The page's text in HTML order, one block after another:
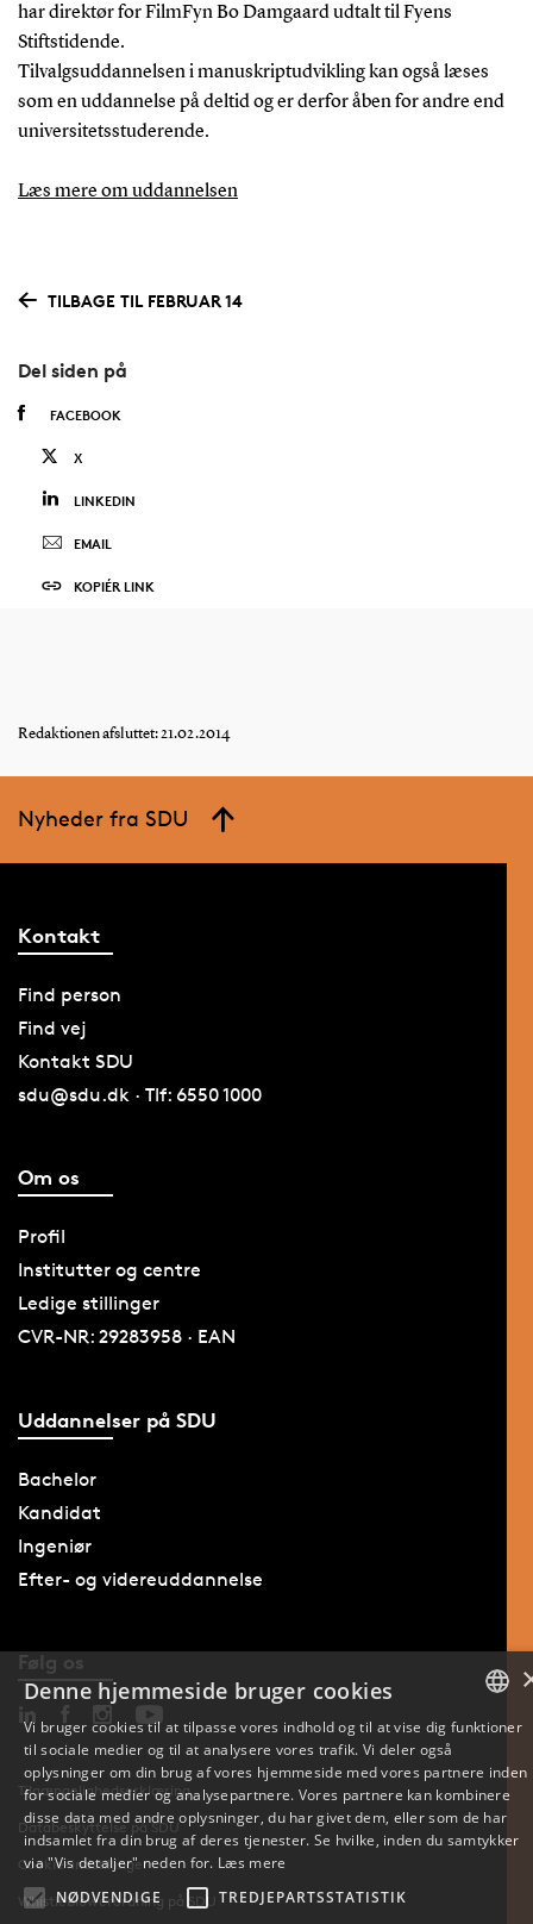
har direktør for FilmFyn Bo Damgaard udtalt til Fyens
Stiftstidende.
Tilvalgsuddannelsen i manuskriptudvikling kan også læses
som en uddannelse på deltid og er derfor åben for andre end
universitetsstuderende.
Læs mere om uddannelsen
TILBAGE TIL FEBRUAR 14
Del siden på
FACEBOOK
X
LINKEDIN
EMAIL
KOPIÉR LINK
Redaktionen afsluttet: 21.02.2014
Nyheder fra SDU
Kontakt
Find person
Find vej
Kontakt SDU
sdu@sdu.dk · Tlf: 6550 1000
Om os
Profil
Institutter og centre
Ledige stillinger
CVR-NR: 29283958 · EAN
Uddannelser på SDU
Bachelor
Kandidat
Ingeniør
Efter- og videreuddannelse
Følg os
Tilgængelighedserklæring
Databeskyttelse på SDU
Cookie-indstillinger
Whistleblowerordning på SDU
ENGLISH
Denne hjemmeside bruger cookies
Vi bruger cookies til at tilpasse vores indhold og til at vise dig funktioner
til sociale medier og til at analysere vores trafik. Vi deler også
oplysninger om din brug af vores hjemmeside med vores partnere inden
for sociale medier og analysepartnere. Vores partnere kan kombinere
disse data med andre oplysninger, du har givet dem, eller som de har
indsamlet fra din brug af deres tjenester. Se hvilke, inden du samtykker
via "Vis detaljer" neden for. Læs mere
NØDVENDIGE
TREDJEPARTSSTATISTIK